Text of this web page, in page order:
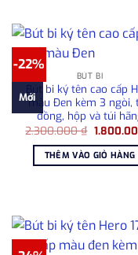
-22%
Mới
BÚT BI
Bút bi ký tên cao cấp
màu Đen kèm 3 ngòi,
đồng, hộp và túi
2.300.000₫ Giá
là:
THÊM VÀO GIỎ HÀNG